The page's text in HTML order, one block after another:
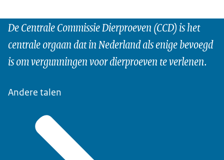
De Centrale Commissie Dierproeven (CCD) is het
centrale orgaan dat in Nederland als enige bevoegd
is om vergunningen voor dierproeven te verlenen.
Andere talen